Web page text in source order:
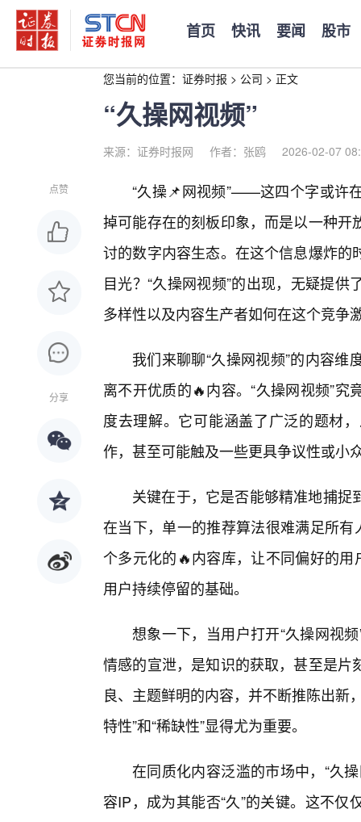
首页 快讯 要闻 股市
您当前的位置： 证券时报 > 公司 > 正文
“久操网视频”
来源：证券时报网 作者：张鸥 2026-02-07
点赞
分享
“久操📌网视频”——这四个字或许
掉可能存在的刻板印象，而是以一种
讨的数字内容生态。在这个信息爆炸
目光？“久操网视频”的出现，无疑提
多样性以及内容生产者如何在这个竞争
我们来聊聊“久操网视频”的内容
离不开优质的🔥内容。“久操网视频”
度去理解。它可能涵盖了广泛的题材
作，甚至可能触及一些更具争议性或小
关键在于，它是否能够精准地捕
在当下，单一的推荐算法很难满足所
个多元化的🔥内容库，让不同偏好的
用户持续停留的基础。
想象一下，当用户打开“久操网视
情感的宣泄，是知识的获取，甚至是
良、主题鲜明的内容，并不断推陈出新
特性”和“稀缺性”显得尤为重要。
在同质化内容泛滥的市场中，“久
容IP，成为其能否“久”的关键。这不